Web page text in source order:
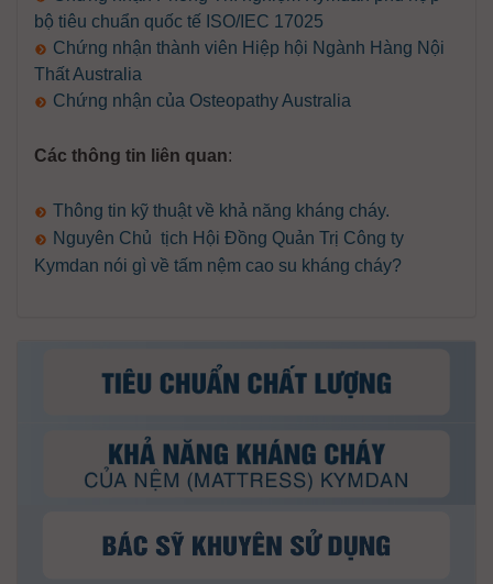
bộ tiêu chuẩn quốc tế ISO/IEC 17025
Chứng nhận thành viên Hiệp hội Ngành Hàng Nội
Thất Australia
Chứng nhận của Osteopathy Australia
Các thông tin liên quan:
Thông tin kỹ thuật về khả năng kháng cháy.
Nguyên Chủ tịch Hội Đồng Quản Trị Công ty
Kymdan nói gì về tấm nệm cao su kháng cháy?